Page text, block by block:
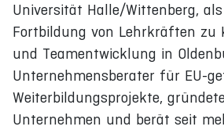
Universität Halle/Wittenberg,
Fortbildung von Lehrkräften zu
und Teamentwicklung in
Unternehmensberater für EU-
Weiterbildungsprojekte,
Unternehmen und berät seit